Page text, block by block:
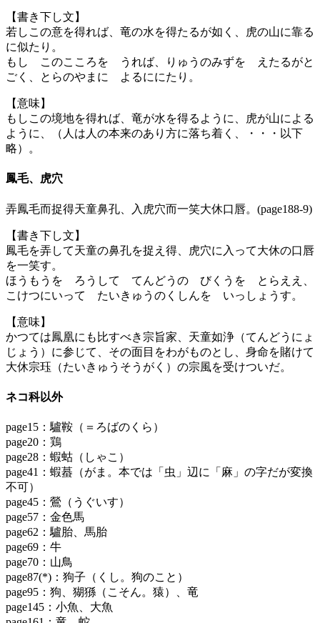
【書き下し文】
若しこの意を得れば、竜の水を得たるが如く、虎の山に靠る
に似たり。
もし このこころを うれば、りゅうのみずを えたるがと
ごく、とらのやまに よるににたり。
【意味】
もしこの境地を得れば、竜が水を得るように、虎が山による
ように、（人は人の本来のあり方に落ち着く、・・・以下
略）。
鳳毛、虎穴
弄鳳毛而捉得天童鼻孔、入虎穴而一笑大休口唇。(page188-9)
【書き下し文】
鳳毛を弄して天童の鼻孔を捉え得、虎穴に入って大休の口唇
を一笑す。
ほうもうを ろうして てんどうの びくうを とらええ、
こけつにいって たいきゅうのくしんを いっしょうす。
【意味】
かつては鳳凰にも比すべき宗旨家、天童如浄（てんどうにょ
じょう）に参じて、その面目をわがものとし、身命を賭けて
大休宗珏（たいきゅうそうがく）の宗風を受けついだ。
ネコ科以外
page15：驢鞍（＝ろばのくら）
page20：鶏
page28：蝦蛄（しゃこ）
page41：蝦蟇（がま。本では「虫」辺に「麻」の字だが変換
不可）
page45：鶯（うぐいす）
page57：金色馬
page62：驢胎、馬胎
page69：牛
page70：山鳥
page87(*)：狗子（くし。狗のこと）
page95：狗、猢猻（こそん。猿）、竜
page145：小魚、大魚